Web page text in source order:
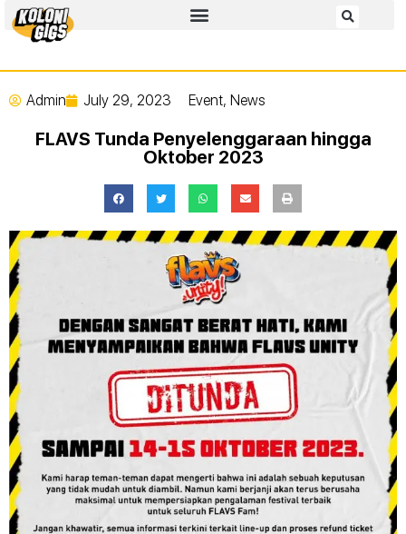
Admin July 29, 2023 Event, News
FLAVS Tunda Penyelenggaraan hingga
Oktober 2023